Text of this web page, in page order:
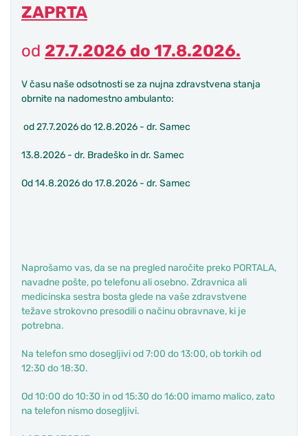
ZAPRTA
od 27.7.2026 do 17.8.2026.
V času naše odsotnosti se za nujna zdravstvena stanja
obrnite na nadomestno ambulanto:
od 27.7.2026 do 12.8.2026 - dr. Samec
13.8.2026 - dr. Bradeško in dr. Samec
Od 14.8.2026 do 17.8.2026 - dr. Samec
Naprošamo vas, da se na pregled naročite preko PORTALA,
navadne pošte, po telefonu ali osebno. Zdravnica ali
medicinska sestra bosta glede na vaše zdravstvene
težave strokovno presodili o načinu obravnave, ki je
potrebna.
Na telefon smo dosegljiviod 7:00 do 13:00, ob torkih od
12:30 do 18:30.
Od 10:00 do 10:30 in od 15:30 do 16:00 imamo malico, zato
na telefon nismo dosegljivi.